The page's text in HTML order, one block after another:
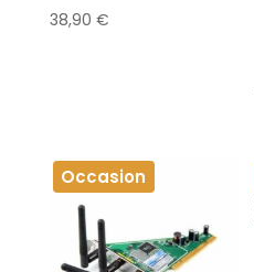
38,90 €
Occasion